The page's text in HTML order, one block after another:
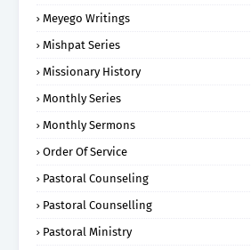
Meyego Writings
Mishpat Series
Missionary History
Monthly Series
Monthly Sermons
Order Of Service
Pastoral Counseling
Pastoral Counselling
Pastoral Ministry